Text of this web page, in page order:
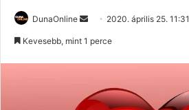
DunaOnline
Send 2020. április 25. 11:31
Kevesebb, mint 1 perce